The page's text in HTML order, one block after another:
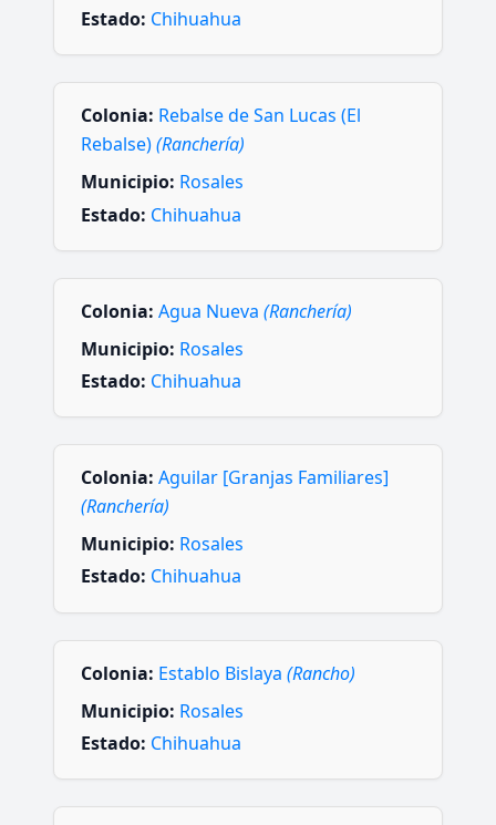
Estado: Chihuahua
Colonia: Rebalse de San Lucas (El
Rebalse)(Ranchería)
Municipio: Rosales
Estado: Chihuahua
Colonia: Agua Nueva (Ranchería)
Municipio: Rosales
Estado: Chihuahua
Colonia: Aguilar [Granjas Familiares]
(Ranchería)
Municipio: Rosales
Estado: Chihuahua
Colonia: Establo Bislaya (Rancho)
Municipio: Rosales
Estado: Chihuahua